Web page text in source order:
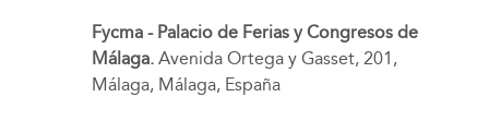
Fycma - Palacio de Ferias y Congresos de
Málaga. Avenida Ortega y Gasset, 201,
Málaga, Málaga, España